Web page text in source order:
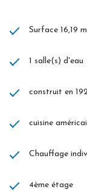
Surface 16,19
1 salle(s) d'eau
construit en
cuisine
Chauffage
4ème étage